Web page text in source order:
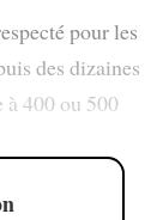
pour les
des dizaines
à 400 ou 500